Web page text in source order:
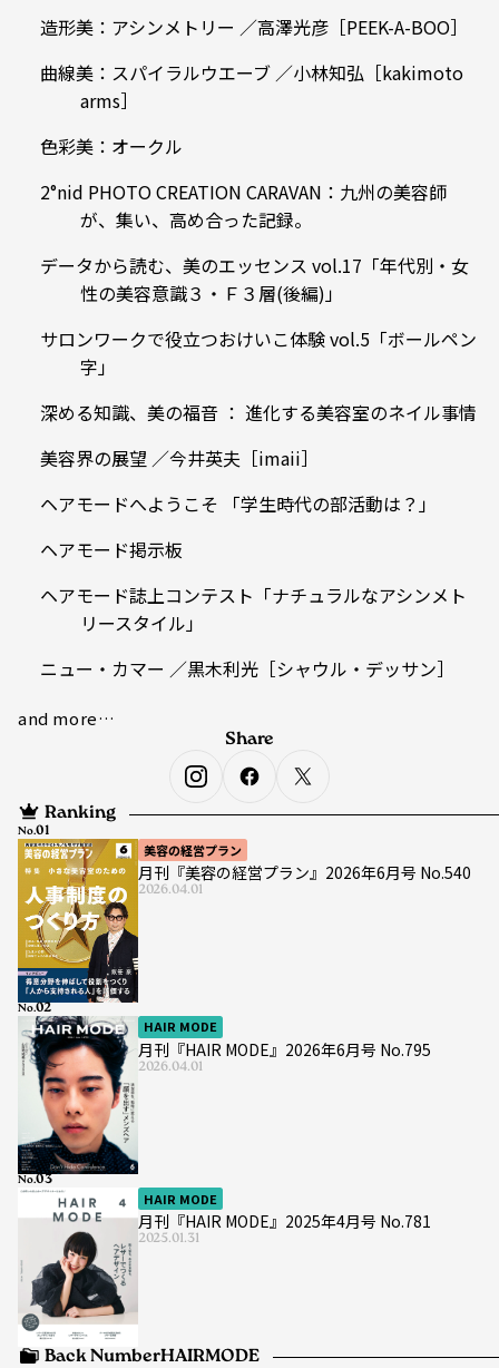
造形美：アシンメトリー ／高澤光彦［PEEK-A-BOO］
曲線美：スパイラルウエーブ ／小林知弘［kakimoto
arms］
色彩美：オークル
2°nid PHOTO CREATION CARAVAN：九州の美容師
が、集い、高め合った記録。
データから読む、美のエッセンス vol.17「年代別・女
性の美容意識３・Ｆ３層(後編)」
サロンワークで役立つおけいこ体験 vol.5「ボールペン
字」
深める知識、美の福音 ： 進化する美容室のネイル事情
美容界の展望 ／今井英夫［imaii］
ヘアモードへようこそ 「学生時代の部活動は？」
ヘアモード掲示板
ヘアモード誌上コンテスト「ナチュラルなアシンメト
リースタイル」
ニュー・カマー ／黒木利光［シャウル・デッサン］
and more…
Ranking
美容の経営プラン
月刊『美容の経営プラン』2026年6月号 No.540
2026.04.01
No.
HAIR MODE
月刊『HAIR MODE』2026年6月号 No.795
2026.04.01
No.
HAIR MODE
月刊『HAIR MODE』2025年4月号 No.781
2025.01.31
No.
Back NumberHAIRMODE
Share